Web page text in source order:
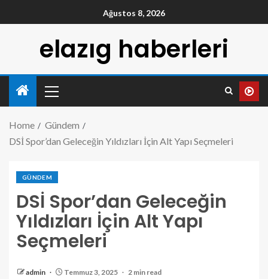
Ağustos 8, 2026
elazıg haberleri
Home
Gündem
DSİ Spor’dan Geleceğin Yıldızları İçin Alt Yapı Seçmeleri
GÜNDEM
DSİ Spor’dan Geleceğin
Yıldızları İçin Alt Yapı
Seçmeleri
admin Temmuz 3, 2025 2 min read